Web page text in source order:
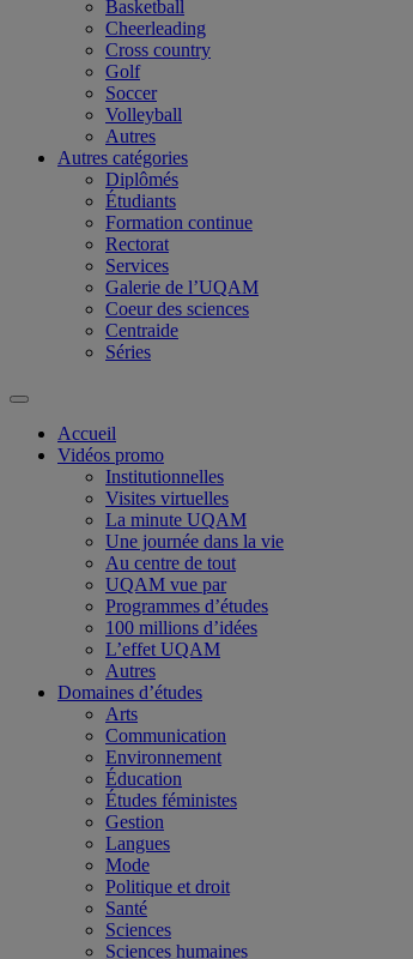
Basketball
Cheerleading
Cross country
Golf
Soccer
Volleyball
Autres
Autres catégories
Diplômés
Étudiants
Formation continue
Rectorat
Services
Galerie de l’UQAM
Coeur des sciences
Centraide
Séries
Accueil
Vidéos promo
Institutionnelles
Visites virtuelles
La minute UQAM
Une journée dans la vie
Au centre de tout
UQAM vue par
Programmes d’études
100 millions d’idées
L’effet UQAM
Autres
Domaines d’études
Arts
Communication
Environnement
Éducation
Études féministes
Gestion
Langues
Mode
Politique et droit
Santé
Sciences
Sciences humaines